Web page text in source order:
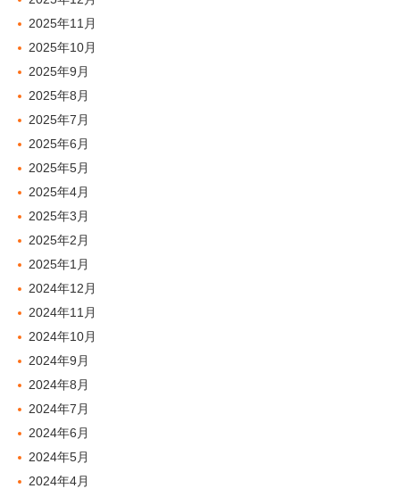
2025年11月
2025年10月
2025年9月
2025年8月
2025年7月
2025年6月
2025年5月
2025年4月
2025年3月
2025年2月
2025年1月
2024年12月
2024年11月
2024年10月
2024年9月
2024年8月
2024年7月
2024年6月
2024年5月
2024年4月